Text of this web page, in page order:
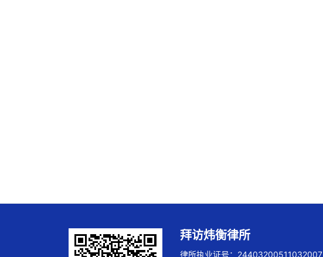
拜访炜衡律所
律所执业证号：24403200511032007